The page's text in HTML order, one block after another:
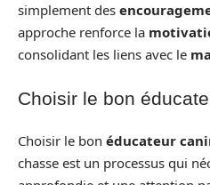
simplement des
approche renforce la
consolidant les liens avec le
Choisir le bon
Choisir le bon éducateur
chasse est un processus qui